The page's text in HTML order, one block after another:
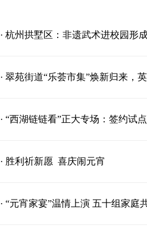
· 杭州拱墅区：非遗武术进校园形
· 翠苑街道“乐荟市集”焕新归来，
· “西湖链链看”正大专场：签约试
· 胜利祈新愿 喜庆闹元宵
· “元宵家宴”温情上演 五十组家庭